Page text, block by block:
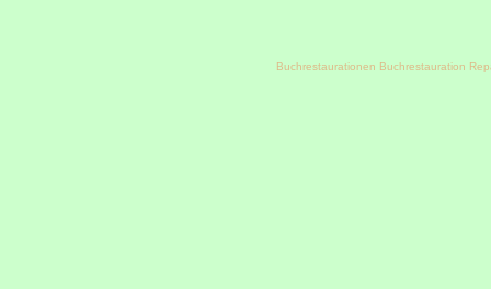
Buchrestaurationen Buchrestauration